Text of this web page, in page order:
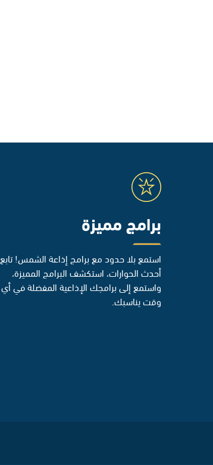
برامج مميزة
استمع بلا حدود مع برامج إذاعة الشمس! تابع
أحدث الحوارات، استكشف البرامج المميزة،
واستمع إلى برامجك الإذاعية المفضلة في أي
وقت يناسبك.